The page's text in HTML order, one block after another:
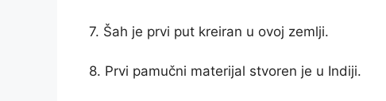
7. Šah je prvi put kreiran u ovoj zemlji.
8. Prvi pamučni materijal stvoren je u Indiji.